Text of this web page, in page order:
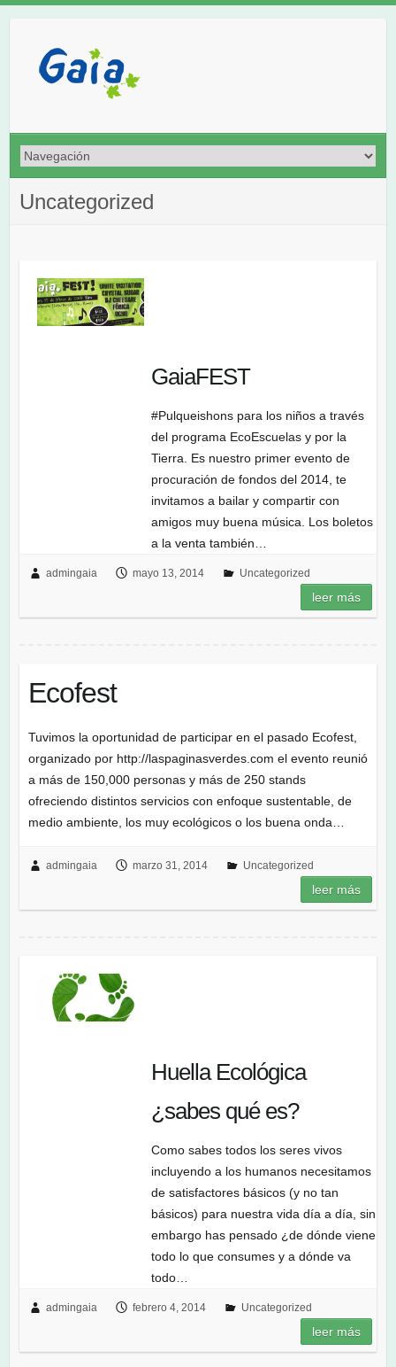
Uncategorized
GaiaFEST
#Pulqueishons para los niños a través
del programa EcoEscuelas y por la
Tierra. Es nuestro primer evento de
procuración de fondos del 2014, te
invitamos a bailar y compartir con
amigos muy buena música. Los boletos
a la venta también…
admingaia mayo 13, 2014 Uncategorized
leer más
Ecofest
Tuvimos la oportunidad de participar en el pasado Ecofest,
organizado por http://laspaginasverdes.com el evento reunió
a más de 150,000 personas y más de 250 stands
ofreciendo distintos servicios con enfoque sustentable, de
medio ambiente, los muy ecológicos o los buena onda…
admingaia marzo 31, 2014 Uncategorized
leer más
Huella Ecológica
¿sabes qué es?
Como sabes todos los seres vivos
incluyendo a los humanos necesitamos
de satisfactores básicos (y no tan
básicos) para nuestra vida día a día, sin
embargo has pensado ¿de dónde viene
todo lo que consumes y a dónde va
todo…
admingaia febrero 4, 2014 Uncategorized
leer más